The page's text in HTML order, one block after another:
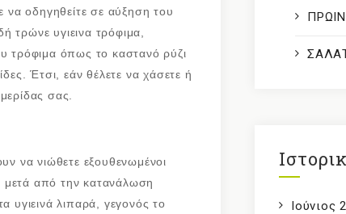
να οδηγηθείτε σε αύξηση του
τρώνε υγιεινα τρόφιμα,
τρόφιμα όπως το καστανό ρύζι
Έτσι, εάν θέλετε να χάσετε ή
σας.
να νιώθετε εξουθενωμένοι
μετά από την κατανάλωση
λιπαρά, γεγονός το
Ιούνιος